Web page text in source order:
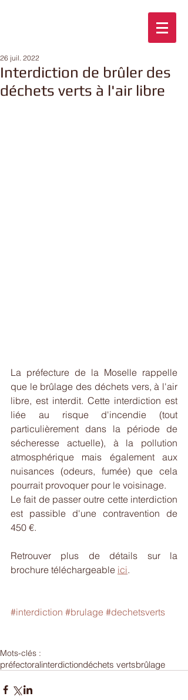
Interdiction de brûler des
déchets verts à l'air libre
26 juil. 2022
La préfecture de la Moselle rappelle
que le brûlage des déchets vers, à l'air
libre, est interdit. Cette interdiction est
liée au risque d'incendie (tout
particulièrement dans la période de
sécheresse actuelle), à la pollution
atmosphérique mais également aux
nuisances (odeurs, fumée) que cela
pourrait provoquer pour le voisinage.
Le fait de passer outre cette interdiction
est passible d'une contravention de
450 €.
Retrouver plus de détails sur la
brochure téléchargeable ici.
#interdiction #brulage #dechetsverts
Mots-clés :
préfectoralinterdictiondéchets vertsbrûlage